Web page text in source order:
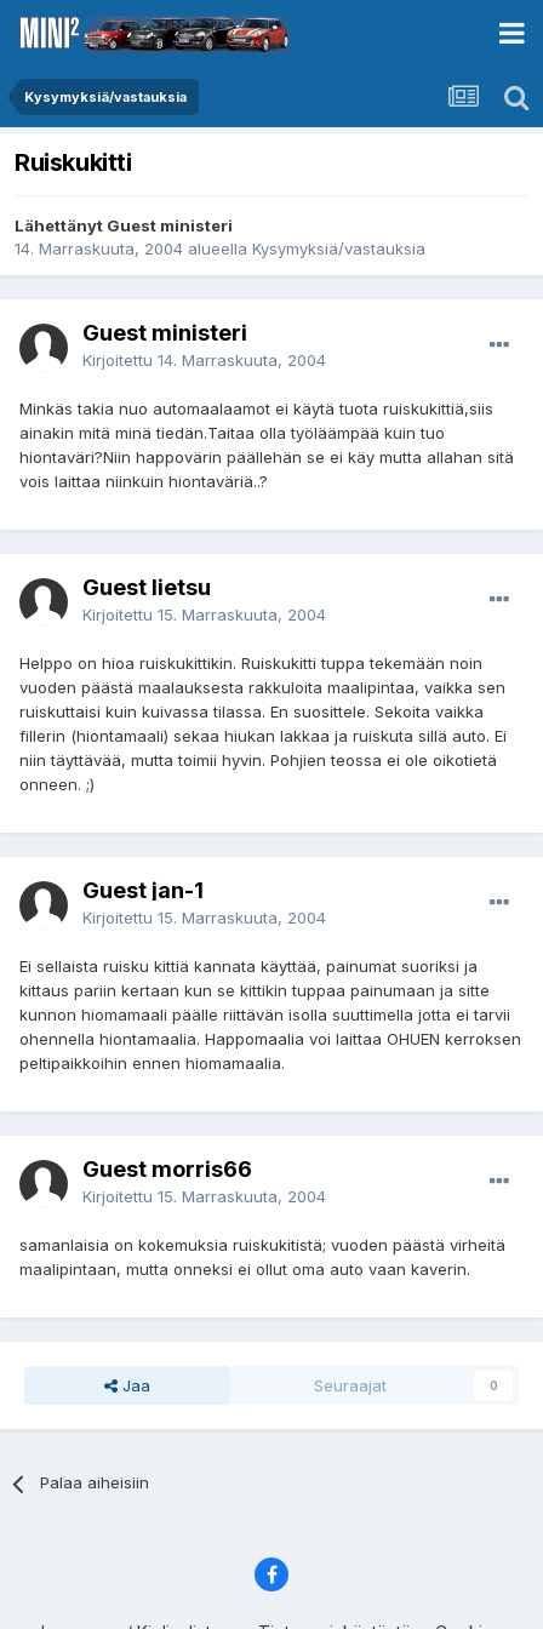
Kysymyksiä/vastauksia
Ruiskukitti
Lähettänyt Guest ministeri
14. Marraskuuta, 2004 alueella Kysymyksiä/vastauksia
Guest ministeri
Kirjoitettu 14. Marraskuuta, 2004
Minkäs takia nuo automaalaamot ei käytä tuota ruiskukittiä,siis
ainakin mitä minä tiedän.Taitaa olla työläämpää kuin tuo
hiontaväri?Niin happovärin päällehän se ei käy mutta allahan sitä
vois laittaa niinkuin hiontaväriä..?
Guest lietsu
Kirjoitettu 15. Marraskuuta, 2004
Helppo on hioa ruiskukittikin. Ruiskukitti tuppa tekemään noin
vuoden päästä maalauksesta rakkuloita maalipintaa, vaikka sen
ruiskuttaisi kuin kuivassa tilassa. En suosittele. Sekoita vaikka
fillerin (hiontamaali) sekaa hiukan lakkaa ja ruiskuta sillä auto. Ei
niin täyttävää, mutta toimii hyvin. Pohjien teossa ei ole oikotietä
onneen. ;)
Guest jan-1
Kirjoitettu 15. Marraskuuta, 2004
Ei sellaista ruisku kittiä kannata käyttää, painumat suoriksi ja
kittaus pariin kertaan kun se kittikin tuppaa painumaan ja sitte
kunnon hiomamaali päälle riittävän isolla suuttimella jotta ei tarvii
ohennella hiontamaalia. Happomaalia voi laittaa OHUEN kerroksen
peltipaikkoihin ennen hiomamaalia.
Guest morris66
Kirjoitettu 15. Marraskuuta, 2004
samanlaisia on kokemuksia ruiskukitistä; vuoden päästä virheitä
maalipintaan, mutta onneksi ei ollut oma auto vaan kaverin.
Jaa Seuraajat 0
Palaa aiheisiin